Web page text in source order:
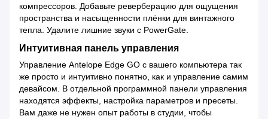
компрессоров. Добавьте реверберацию для ощущения
пространства и насыщенности плёнки для винтажного
тепла. Удалите лишние звуки с PowerGate.
Интуитивная панель управления
Управление Antelope Edge GO с вашего компьютера так
же просто и интуитивно понятно, как и управление самим
девайсом. В отдельной программной панели управления
находятся эффекты, настройка параметров и пресеты.
Вам даже не нужен опыт работы в студии, чтобы